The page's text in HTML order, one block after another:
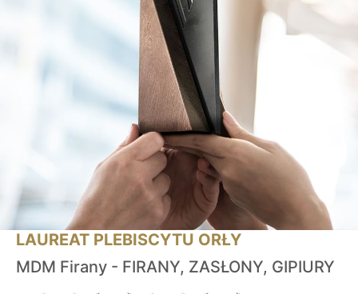
LAUREAT PLEBISCYTU ORŁY
MDM Firany - FIRANY, ZASŁONY, GIPIURY